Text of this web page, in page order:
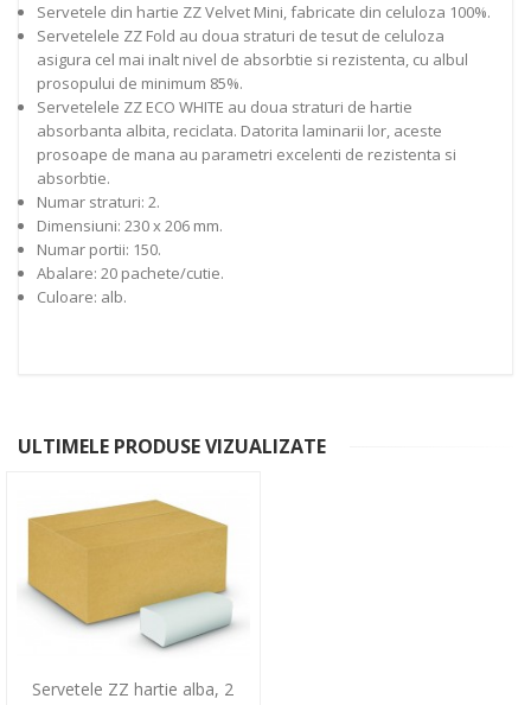
Servetele din hartie ZZ Velvet Mini, fabricate din celuloza 100%.
Servetelele ZZ Fold au doua straturi de tesut de celuloza
asigura cel mai inalt nivel de absorbtie si rezistenta, cu albul
prosopului de minimum 85%.
Servetelele ZZ ECO WHITE au doua straturi de hartie
absorbanta albita, reciclata. Datorita laminarii lor, aceste
prosoape de mana au parametri excelenti de rezistenta si
absorbtie.
Numar straturi: 2.
Dimensiuni: 230 x 206 mm.
Numar portii: 150.
Abalare: 20 pachete/cutie.
Culoare: alb.
ULTIMELE PRODUSE VIZUALIZATE
Servetele ZZ hartie alba, 2